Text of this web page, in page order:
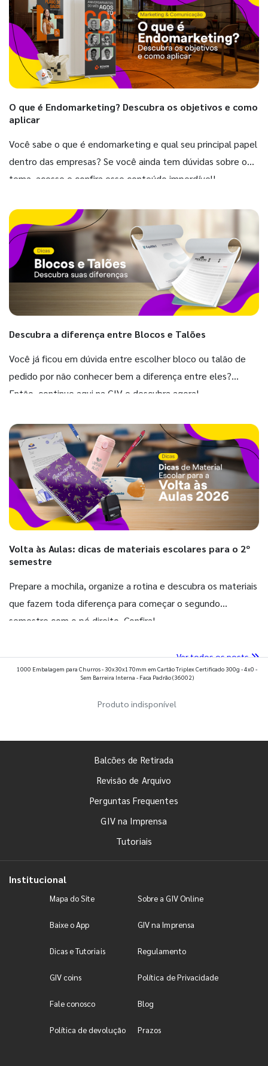
O que é Endomarketing? Descubra os objetivos e como
aplicar
Você sabe o que é endomarketing e qual seu principal papel
dentro das empresas? Se você ainda tem dúvidas sobre o
tema, acesse e confira esse conteúdo imperdível!
Descubra a diferença entre Blocos e Talões
Você já ficou em dúvida entre escolher bloco ou talão de
pedido por não conhecer bem a diferença entre eles?
Então, continue aqui na GIV e descubra agora!
Volta às Aulas: dicas de materiais escolares para o 2º
semestre
Prepare a mochila, organize a rotina e descubra os materiais
que fazem toda diferença para começar o segundo
semestre com o pé direito. Confira!
Ver todos os posts
1000 Embalagem para Churros - 30x30x170mm em Cartão Triplex Certificado 300g - 4x0 -
Sem Barreira Interna - Faca Padrão(36002)
Produto indisponível
Balcões de Retirada
Revisão de Arquivo
Perguntas Frequentes
GIV na Imprensa
Tutoriais
Institucional
Mapa do Site Sobre a GIV Online
Baixe o App GIV na Imprensa
Dicas e Tutoriais Regulamento
GIV coins Política de Privacidade
Fale conosco Blog
Política de devolução Prazos